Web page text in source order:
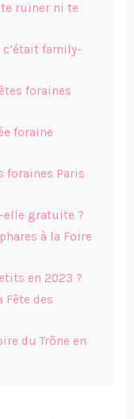
ruiner ni te
c’était family-
foraines
foraine
foraines Paris
elle gratuite ?
à la Foire
en 2023 ?
Fête des
du Trône en